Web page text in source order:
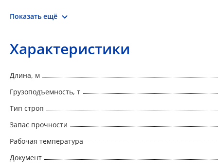
Показать ещё
Характеристики
Длина, м
Грузоподъемность, т
Тип строп
Запас прочности
Рабочая температура
Документ